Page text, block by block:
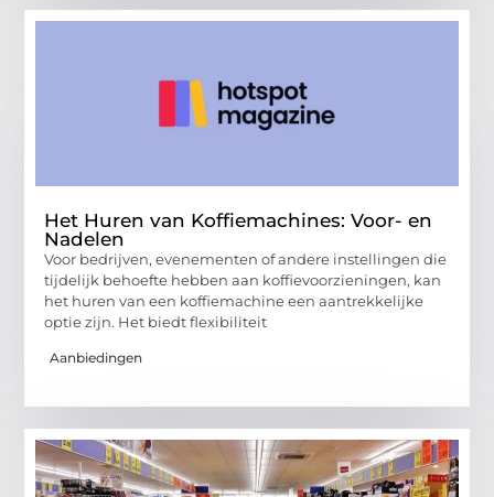
Het Huren van Koffiemachines: Voor- en
Nadelen
Voor bedrijven, evenementen of andere instellingen die
tijdelijk behoefte hebben aan koffievoorzieningen, kan
het huren van een koffiemachine een aantrekkelijke
optie zijn. Het biedt flexibiliteit
Aanbiedingen